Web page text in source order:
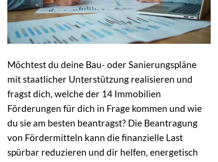
Möchtest du deine Bau- oder Sanierungspläne
mit staatlicher Unterstützung realisieren und
fragst dich, welche der 14 Immobilien
Förderungen für dich in Frage kommen und wie
du sie am besten beantragst? Die Beantragung
von Fördermitteln kann die finanzielle Last
spürbar reduzieren und dir helfen, energetisch